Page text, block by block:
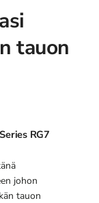
tauon
RG7
johon
tauon